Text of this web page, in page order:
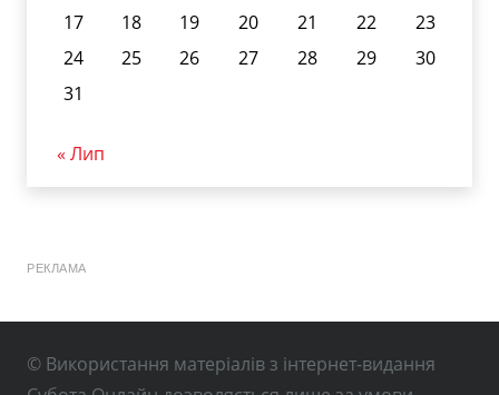
17
18 19 20 21 22
23
24
25 26 27 28 29
30
31
« Лип
РЕКЛАМА
© Використання матеріалів з інтернет-видання